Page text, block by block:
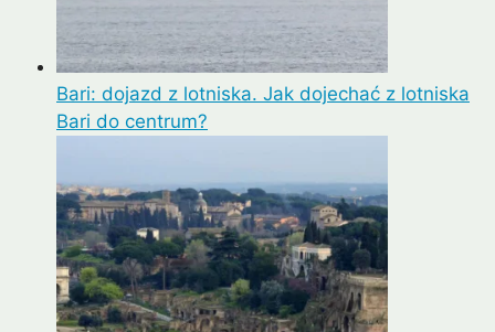
Bari: dojazd z lotniska. Jak dojechać z lotniska
Bari do centrum?